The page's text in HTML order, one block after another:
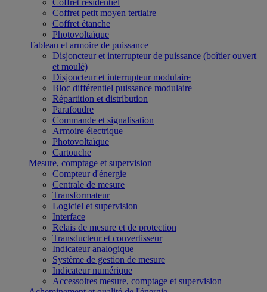
Coffret résidentiel
Coffret petit moyen tertiaire
Coffret étanche
Photovoltaïque
Tableau et armoire de puissance
Disjoncteur et interrupteur de puissance (boîtier ouvert
et moulé)
Disjoncteur et interrupteur modulaire
Bloc différentiel puissance modulaire
Répartition et distribution
Parafoudre
Commande et signalisation
Armoire électrique
Photovoltaïque
Cartouche
Mesure, comptage et supervision
Compteur d'énergie
Centrale de mesure
Transformateur
Logiciel et supervision
Interface
Relais de mesure et de protection
Transducteur et convertisseur
Indicateur analogique
Système de gestion de mesure
Indicateur numérique
Accessoires mesure, comptage et supervision